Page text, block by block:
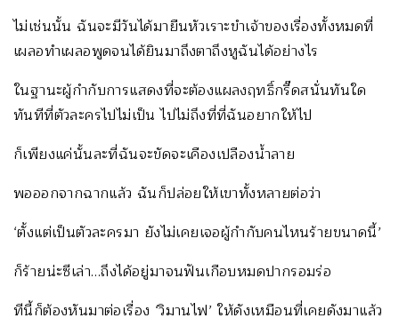
ไม่เช่นนั้น ฉันจะมีวันได้มายืนหัวเราะขำเจ้าของเรื่องทั้งหมดที่
เผลอทำเผลอพูดจนได้ยินมาถึงตาถึงหูฉันได้อย่างไร
ในฐานะผู้กำกับการแสดงที่จะต้องแผลงฤทธิ์กรี๊ดสนั่นทันใด
ทันทีที่ตัวละครไปไม่เป็น ไปไม่ถึงที่ที่ฉันอยากให้ไป
ก็เพียงแค่นั้นละที่ฉันจะขัดจะเคืองเปลืองน้ำลาย
พอออกจากฉากแล้ว ฉันก็ปล่อยให้เขาทั้งหลายต่อว่า
‘ตั้งแต่เป็นตัวละครมา ยังไม่เคยเจอผู้กำกับคนไหนร้ายขนาดนี้’
ก็ร้ายน่ะซีเล่า…ถึงได้อยู่มาจนฟันเกือบหมดปากรอมร่อ
ทีนี้ก็ต้องหันมาต่อเรื่อง ‘วิมานไฟ’ ให้ดังเหมือนที่เคยดังมาแล้ว